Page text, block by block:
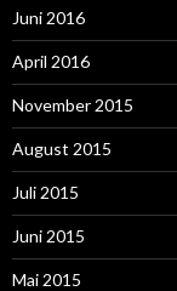
Juni 2016
April 2016
November 2015
August 2015
Juli 2015
Juni 2015
Mai 2015